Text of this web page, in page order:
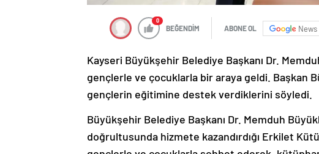
0
BEĞENDİM ABONE OL News
Kayseri Büyükşehir Belediye Başkanı Dr.
gençlerle ve çocuklarla bir araya geldi. Başkan
gençlerin eğitimine destek verdiklerini söyledi.
Büyükşehir Belediye Başkanı Dr. Memduh
doğrultusunda hizmete kazandırdığı Erkilet